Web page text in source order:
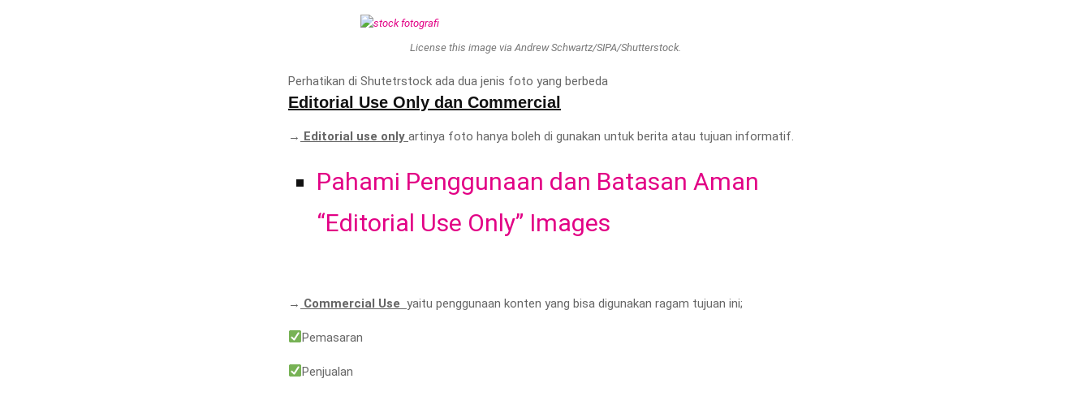
License this image via Andrew Schwartz/SIPA/Shutterstock.
Perhatikan di Shutetrstock ada dua jenis foto yang berbeda
Editorial Use Only dan Commercial
→ Editorial use only artinya foto hanya boleh di gunakan untuk berita atau tujuan informatif.
Pahami Penggunaan dan Batasan Aman
“Editorial Use Only” Images
→ Commercial Use yaitu penggunaan konten yang bisa digunakan ragam tujuan ini;
Pemasaran
Penjualan